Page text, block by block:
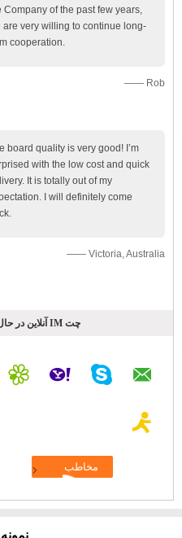
Company of the past few years,
are very willing to continue long-
cooperation.
—— Rob
board quality is very good! I’m
with the low cost and quick
It is totally out of my
I will definitely come
—— Victoria, Australia
چت IM آنلاین در حال حاضر
نمونه PCB